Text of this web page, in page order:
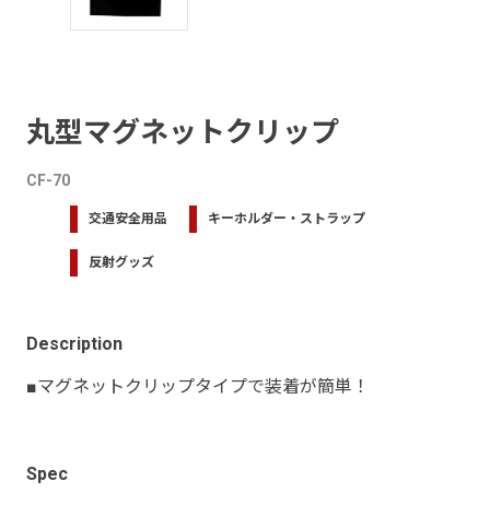
丸型マグネットクリップ
CF-70
交通安全用品 キーホルダー・ストラップ
反射グッズ
Description
■マグネットクリップタイプで装着が簡単！
Spec